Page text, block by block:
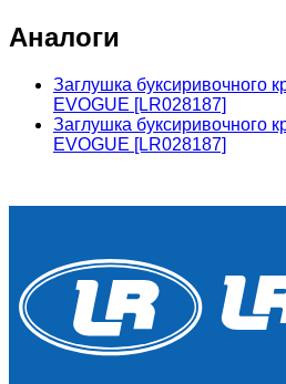
Аналоги
Заглушка буксиривочного
EVOGUE [LR028187]
Заглушка буксиривочного
EVOGUE [LR028187]